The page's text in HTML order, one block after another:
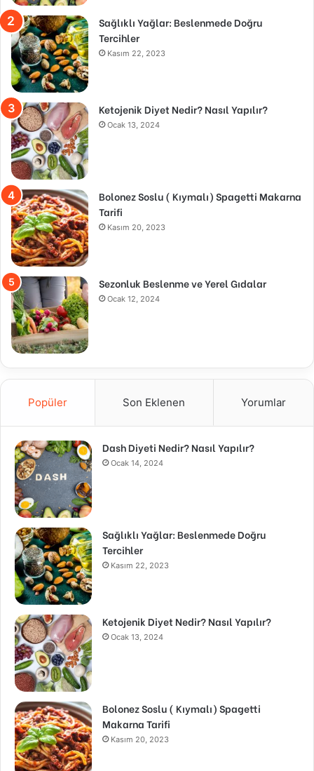
Sağlıklı Yağlar: Beslenmede Doğru
Tercihler
Kasım 22, 2023
Ketojenik Diyet Nedir? Nasıl Yapılır?
Ocak 13, 2024
Bolonez Soslu ( Kıymalı) Spagetti Makarna
Tarifi
Kasım 20, 2023
Sezonluk Beslenme ve Yerel Gıdalar
Ocak 12, 2024
Popüler Son Eklenen Yorumlar
Dash Diyeti Nedir? Nasıl Yapılır?
Ocak 14, 2024
Sağlıklı Yağlar: Beslenmede Doğru
Tercihler
Kasım 22, 2023
Ketojenik Diyet Nedir? Nasıl Yapılır?
Ocak 13, 2024
Bolonez Soslu ( Kıymalı) Spagetti
Makarna Tarifi
Kasım 20, 2023